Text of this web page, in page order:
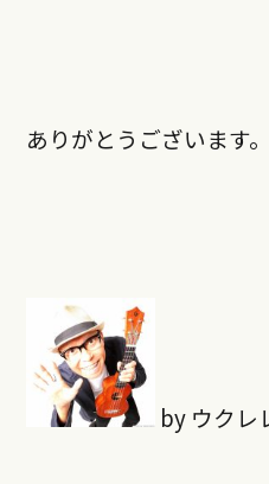
ありがとうございます。
by ウクレ